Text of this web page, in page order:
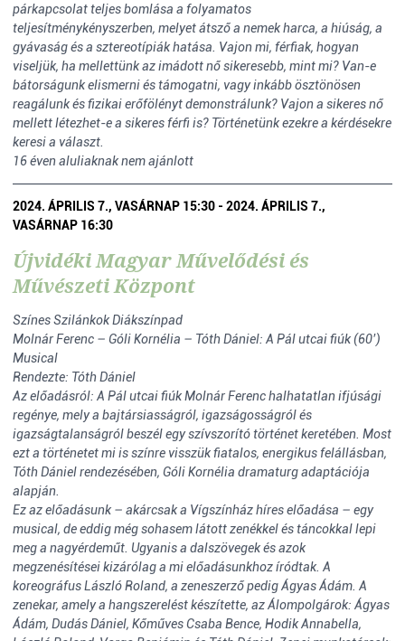
párkapcsolat teljes bomlása a folyamatos
teljesítménykényszerben, melyet átsző a nemek harca, a hiúság, a
gyávaság és a sztereotípiák hatása. Vajon mi, férfiak, hogyan
viseljük, ha mellettünk az imádott nő sikeresebb, mint mi? Van-e
bátorságunk elismerni és támogatni, vagy inkább ösztönösen
reagálunk és fizikai erőfölényt demonstrálunk? Vajon a sikeres nő
mellett létezhet-e a sikeres férfi is? Történetünk ezekre a kérdésekre
keresi a választ.
16 éven aluliaknak nem ajánlott
2024. ÁPRILIS 7., VASÁRNAP 15:30 - 2024. ÁPRILIS 7.,
VASÁRNAP 16:30
Újvidéki Magyar Művelődési és
Művészeti Központ
Színes Szilánkok Diákszínpad
Molnár Ferenc – Góli Kornélia – Tóth Dániel: A Pál utcai fiúk (60’)
Musical
Rendezte: Tóth Dániel
Az előadásról: A Pál utcai fiúk Molnár Ferenc halhatatlan ifjúsági
regénye, mely a bajtársiasságról, igazságosságról és
igazságtalanságról beszél egy szívszorító történet keretében. Most
ezt a történetet mi is színre visszük fiatalos, energikus felállásban,
Tóth Dániel rendezésében, Góli Kornélia dramaturg adaptációja
alapján.
Ez az előadásunk – akárcsak a Vígszínház híres előadása – egy
musical, de eddig még sohasem látott zenékkel és táncokkal lepi
meg a nagyérdeműt. Ugyanis a dalszövegek és azok
megzenésítései kizárólag a mi előadásunkhoz íródtak. A
koreográfus László Roland, a zeneszerző pedig Ágyas Ádám. A
zenekar, amely a hangszerelést készítette, az Álompolgárok: Ágyas
Ádám, Dudás Dániel, Kőműves Csaba Bence, Hodik Annabella,